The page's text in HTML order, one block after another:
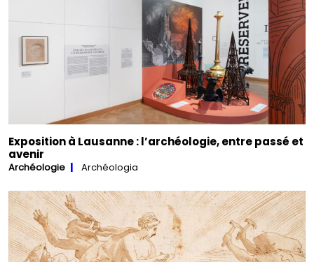
Exposition à Lausanne : l’archéologie, entre passé et
avenir
Archéologie Archéologia